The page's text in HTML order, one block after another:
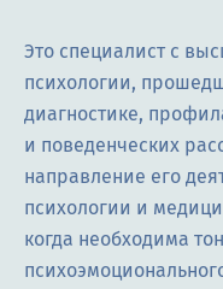
Это специалист с
психологии,
диагностике,
и поведенческих
направление его
психологии и
когда необходима